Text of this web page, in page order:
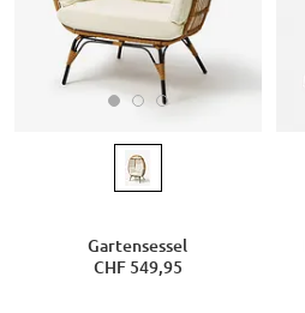
Gartensessel
CHF 549,95